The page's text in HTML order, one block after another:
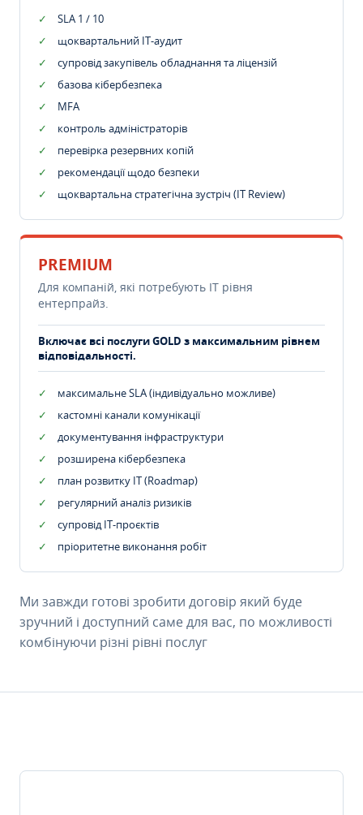
SLA 1 / 10
щоквартальний IT-аудит
супровід закупівель обладнання та ліцензій
базова кібербезпека
MFA
контроль адміністраторів
перевірка резервних копій
рекомендації щодо безпеки
щоквартальна стратегічна зустріч (IT Review)
PREMIUM
Для компаній, які потребують ІТ рівня
ентерпрайз.
Включає всі послуги GOLD з максимальним рівнем
відповідальності.
максимальне SLA (індивідуально можливе)
кастомні канали комунікації
документування інфраструктури
розширена кібербезпека
план розвитку IT (Roadmap)
регулярний аналіз ризиків
супровід ІТ-проєктів
пріоритетне виконання робіт
Ми завжди готові зробити договір який буде
зручний і доступний саме для вас, по можливості
комбінуючи різні рівні послуг